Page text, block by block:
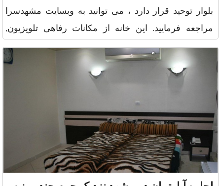
بلوار توحید قرار دارد ، می توانید به وبسایت مشهدسرا
مراجعه فرمایید. این خانه از مکانات رفاهی تلویزیون,
سیستم گرمای